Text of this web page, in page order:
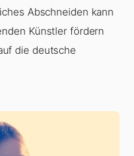
Abschneiden kann
Künstler fördern
die deutsche